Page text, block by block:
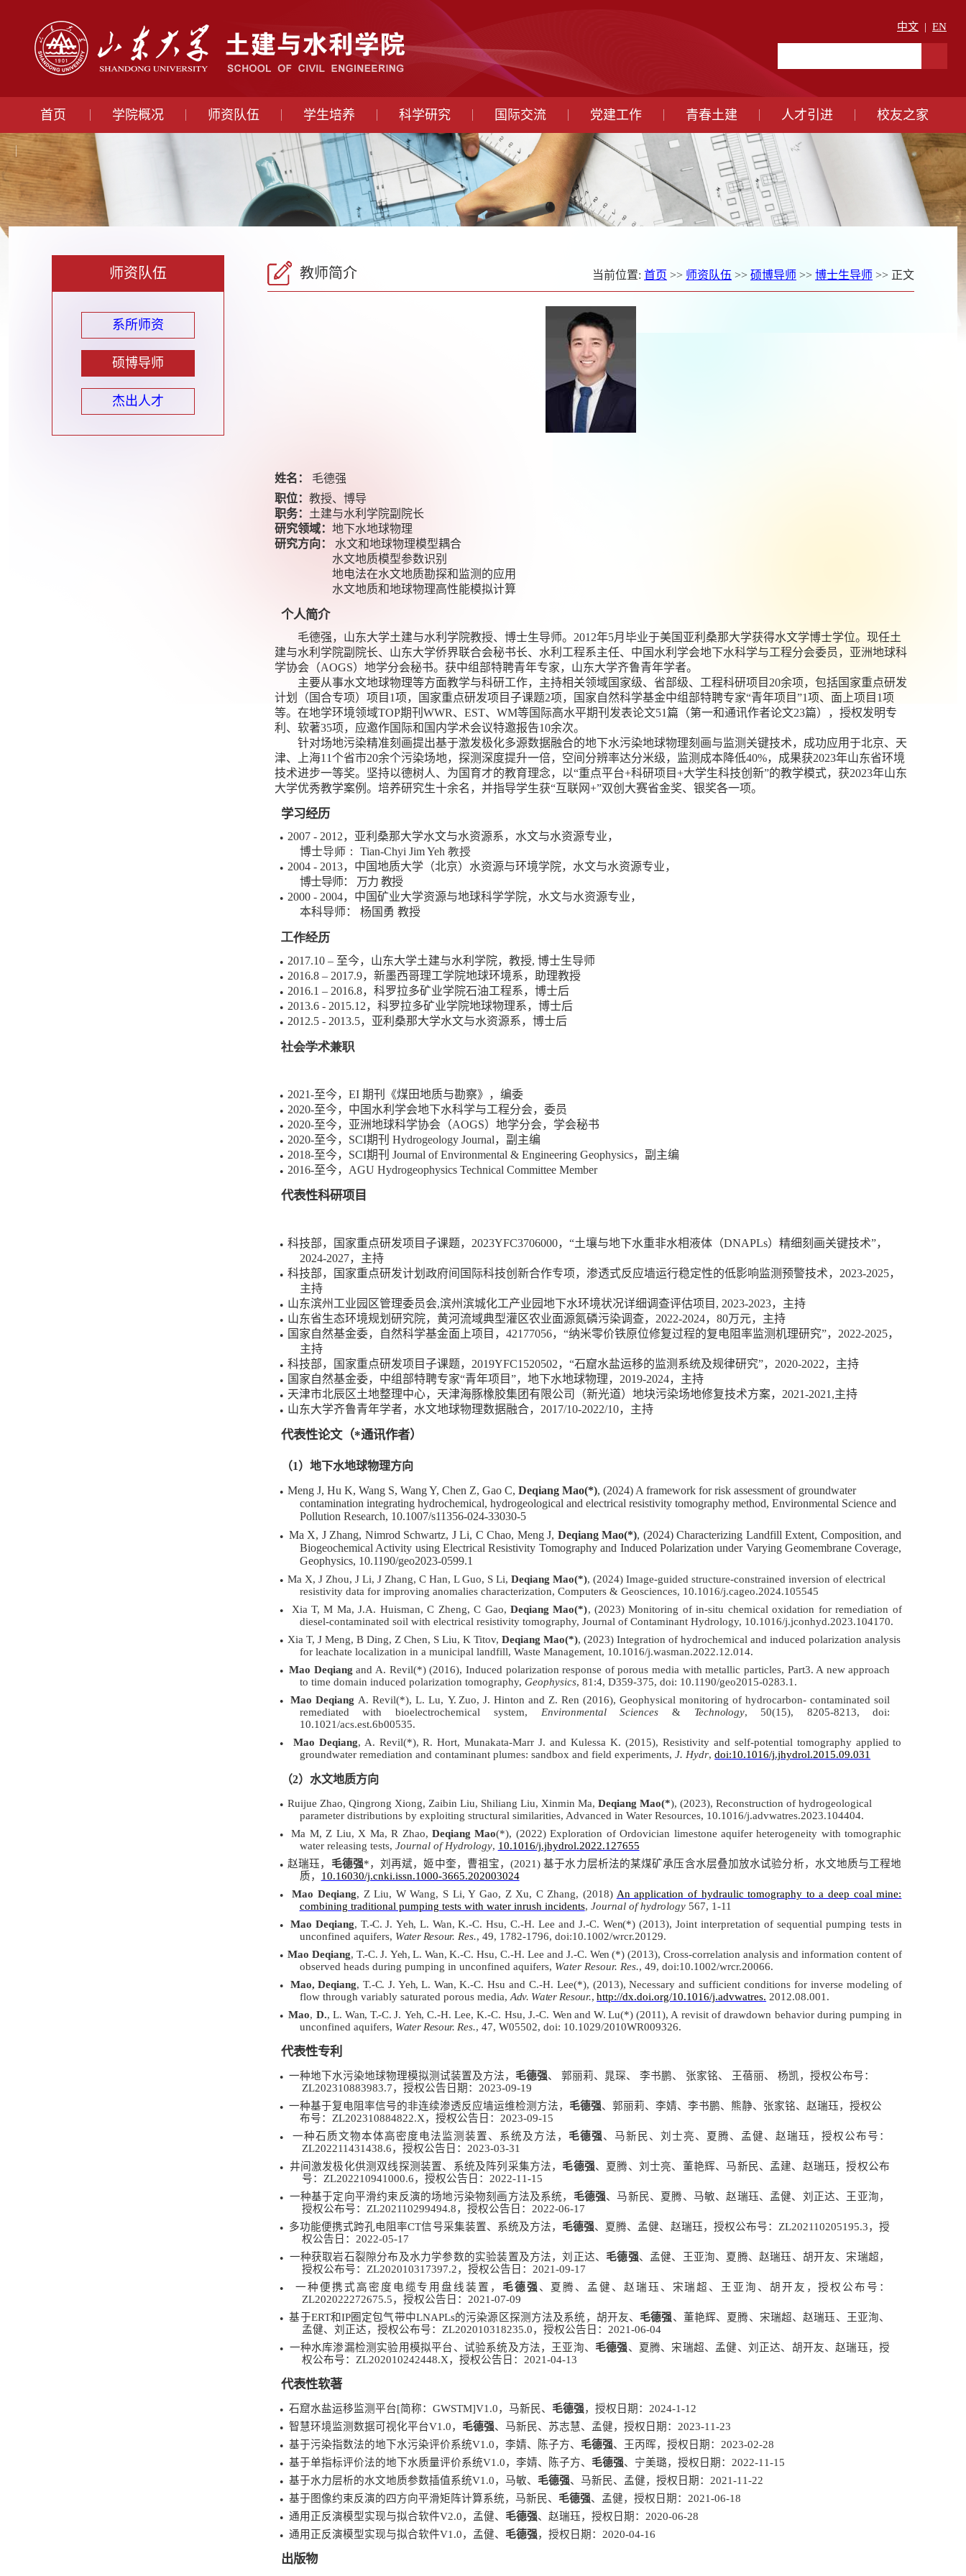
中文 | EN
首页 学院概况 师资队伍 学生培养 科学研究 国际交流 党建工作 青春土建 人才引进 校友之家
师资队伍
系所师资
硕博导师
杰出人才
教师简介 当前位置: 首页 >> 师资队伍 >> 硕博导师 >> 博士生导师 >> 正文
姓名：
毛德强
职位： 教授、博导
职务： 土建与水利学院副院长
研究领域： 地下水地球物理
研究方向：
水文和地球物理模型耦合
水文地质模型参数识别
地电法在水文地质勘探和监测的应用
水文地质和地球物理高性能模拟计算
个人简介
毛德强，山东大学土建与水利学院教授、博士生导师。 2012年5月毕业于美国亚利桑那大学获得水文学博士学位。现任土
建与水利学院副院长、山东大学侨界联合会秘书长、水利工程系主任、中国水利学会地下水科学与工程分会委员，亚洲地球科
学协会（AOGS）地学分会秘书。获中组部特聘青年专家，山东大学齐鲁青年学者。
主要从事水文地球物理等方面教学与科研工作，主持相关领域国家级、省部级、工程科研项目 20余项，包括国家重点研发
计划（国合专项）项目 1项，国家重点研发项目子课题2项，国家自然科学基金中组部特聘专家“青年项目”1项、面上项目 1项
等。在地学环境领域TOP期刊 WWR、 EST、 WM等国际高水平期刊发表论文51篇（第一和通讯作者论文23篇），授权发明专
利、软著35项，应邀作国际和国内学术会议特邀报告10余次。
针对场地污染精准刻画提出基于激发极化多源数据融合的地下水污染地球物理刻画与监测关键技术，成功应用于北京、天
津、上海11个省市20余个污染场地，探测深度提升一倍，空间分辨率达分米级，监测成本降低40%，成果获2023年山东省环境
技术进步一等奖。坚持以德树人、为国育才的教育理念，以“重点平台+科研项目+大学生科技创新”的教学模式，获2023年山东
大学优秀教学案例。培养研究生十余名，并指导学生获“互联网+”双创大赛省金奖、银奖各一项。
学习经历
● 2007- 2012，亚利桑那大学水文与水资源系，水文与水资源专业，
博士导师： Tian-Chyi Jim Yeh 教授
● 2004 - 2013，中国地质大学（北京）水资源与环境学院，水文与水资源专业，
博士导师：
万力 教授
● 2000 - 2004，中国矿业大学资源与地球科学学院，水文与水资源专业，
本科导师：
杨国勇 教授
工作经历
● 2017.10 – 至今，山东大学土建与水利学院，教授, 博士生导师
● 2016.8 – 2017.9，新墨西哥理工学院地球环境系，助理教授
● 2016.1 – 2016.8，科罗拉多矿业学院石油工程系，博士后
● 2013.6 - 2015.12，科罗拉多矿业学院地球物理系，博士后
● 2012.5 - 2013.5，亚利桑那大学水文与水资源系，博士后
社会学术兼职
● 2021-至今， EI 期刊《煤田地质与勘察》，编委
● 2020-至今，中国水利学会地下水科学与工程分会，委员
● 2020-至今，亚洲地球科学协会（AOGS）地学分会，学会秘书
● 2020-至今， SCI期刊 Hydrogeology Journal，副主编
● 2018-至今， SCI期刊 Journal of Environmental & Engineering Geophysics，副主编
● 2016-至今， AGU Hydrogeophysics Technical Committee Member
代表性科研项目
● 科技部，国家重点研发项目子课题， 2023YFC3706000， “土壤与地下水重非水相液体（DNAPLs）精细刻画关键技术”，
2024-2027，主持
● 科技部，国家重点研发计划政府间国际科技创新合作专项，渗透式反应墙运行稳定性的低影响监测预警技术， 2023-2025，
主持
● 山东滨州工业园区管理委员会,滨州滨城化工产业园地下水环境状况详细调查评估项目 , 2023-2023，主持
● 山东省生态环境规划研究院，黄河流域典型灌区农业面源氮磷污染调查， 2022-2024， 80万元，主持
● 国家自然基金委，自然科学基金面上项目， 42177056， “纳米零价铁原位修复过程的复电阻率监测机理研究”， 2022-2025，
主持
● 科技部，国家重点研发项目子课题， 2019YFC1520502， “石窟水盐运移的监测系统及规律研究”， 2020-2022，主持
● 国家自然基金委，中组部特聘专家“青年项目”，地下水地球物理， 2019-2024，主持
● 天津市北辰区土地整理中心，天津海豚橡胶集团有限公司（新光道）地块污染场地修复技术方案， 2021-2021,主持
● 山东大学齐鲁青年学者，水文地球物理数据融合， 2017/10-2022/10，主持
代表性论文（*通讯作者）
（1）地下水地球物理方向
● Meng J, Hu K, Wang S, Wang Y, Chen Z, Gao C, Deqiang Mao(*), (2024) A framework for risk assessment of groundwater
contamination integrating hydrochemical, hydrogeological and electrical resistivity tomography method, Environmental Science and
Pollution Research, 10.1007/s11356-024-33030-5
● Ma X, J Zhang, Nimrod Schwartz, J Li, C Chao, Meng J, Deqiang Mao(*), (2024) Characterizing Landfill Extent, Composition, and
Biogeochemical Activity using Electrical Resistivity Tomography and Induced Polarization under Varying Geomembrane Coverage,
Geophysics, 10.1190/geo2023-0599.1
● Ma X, J Zhou, J Li, J Zhang, C Han, L Guo, S Li, Deqiang Mao(*), (2024) Image-guided structure-constrained inversion of electrical
resistivity data for improving anomalies characterization, Computers & Geosciences, 10.1016/j.cageo.2024.105545
● Xia T, M Ma, J.A. Huisman, C Zheng, C Gao,Deqiang Mao(*), (2023) Monitoring of in-situ chemical oxidation for remediation of
diesel-contaminated soil with electrical resistivity tomography, Journal of Contaminant Hydrology, 10.1016/j.jconhyd.2023.104170.
● Xia T, J Meng, B Ding, Z Chen, S Liu, K Titov, Deqiang Mao(*), (2023) Integration of hydrochemical and induced polarization analysis
for leachate localization in a municipal landfill, Waste Management, 10.1016/j.wasman.2022.12.014.
● Mao Deqiangand A. Revil(*) (2016), Induced polarization response of porous media with metallic particles, Part3. A new approach
to time domain induced polarization tomography, Geophysics, 81:4, D359-375, doi: 10.1190/geo2015-0283.1.
● Mao Deqiang A. Revil(*), L. Lu, Y. Zuo, J. Hinton and Z. Ren (2016), Geophysical monitoring of hydrocarbon- contaminated soil
remediated with bioelectrochemical system, Environmental Sciences & Technology, 50(15), 8205-8213, doi:
10.1021/acs.est.6b00535.
● Mao Deqiang, A. Revil(*), R. Hort, Munakata-Marr J. and Kulessa K. (2015), Resistivity and self-potential tomography applied to
groundwater remediation and contaminant plumes: sandbox and field experiments,J. Hydr,doi:10.1016/j.jhydrol.2015.09.031
（2）水文地质方向
● Ruijue Zhao, Qingrong Xiong, Zaibin Liu, Shiliang Liu, Xinmin Ma, Deqiang Mao(*), (2023), Reconstruction of hydrogeological
parameter distributions by exploiting structural similarities, Advanced in Water Resources, 10.1016/j.advwatres.2023.104404.
● Ma M, Z Liu, X Ma, R Zhao, Deqiang Mao(*), (2022) Exploration of Ordovician limestone aquifer heterogeneity with tomographic
water releasing tests, Journal of Hydrology, 10.1016/j.jhydrol.2022.127655
● 赵瑞珏， 毛德强*，刘再斌，姬中奎，曹祖宝，(2021)基于水力层析法的某煤矿承压含水层叠加放水试验分析，水文地质与工程地
质， 10.16030/j.cnki.issn.1000-3665.202003024
● Mao Deqiang, Z Liu, W Wang, S Li, Y Gao, Z Xu, C Zhang, (2018) An application of hydraulic tomography to a deep coal mine:
combining traditional pumping tests with water inrush incidents, Journal of hydrology567, 1-11
● Mao Deqiang,T.-C.J.Yeh, L. Wan, K.-C. Hsu, C.-H. Lee and J.-C.Wen(*) (2013), Joint interpretation of sequential pumping tests in
unconfined aquifers, Water Resour. Res., 49, 1782-1796, doi:10.1002/wrcr.20129.
● Mao Deqiang, T.-C. J. Yeh, L. Wan,K.-C. Hsu, C.-H. Lee and J.-C.Wen(*) (2013), Cross-correlation analysis and information content of
observed heads during pumping in unconfined aquifers, Water Resour. Res., 49, doi:10.1002/wrcr.20066.
● Mao, Deqiang,T.-C. J.Yeh,L. Wan,K.-C. Hsu and C.-H. Lee(*), (2013), Necessary and sufficient conditions for inverse modeling of
flow through variably saturated porous media,Adv. Water Resour.,http://dx.doi.org/10.1016/j.advwatres. 2012.08.001.
● Mao, D., L.Wan, T.-C.J. Yeh, C.-H. Lee, K.-C. Hsu, J.-C. Wen andW. Lu(*) (2011), A revisit of drawdown behavior during pumping in
unconfined aquifers, Water Resour. Res., 47, W05502, doi: 10.1029/2010WR009326.
代表性专利
● 一种地下水污染地球物理模拟测试装置及方法， 毛德强、 郭丽莉、晁琛、 李书鹏、 张家铭、 王蓓丽、
杨凯，授权公布号：
ZL202310883983.7，授权公告日期： 2023-09-19
● 一种基于复电阻率信号的非连续渗透反应墙运维检测方法， 毛德强、郭丽莉、李婧、李书鹏、熊静、张家铭、赵瑞珏，授权公
布号： ZL202310884822.X，授权公告日： 2023-09-15
● 一种石质文物本体高密度电法监测装置、系统及方法， 毛德强、马新民、刘士亮、夏腾、孟健、赵瑞珏，授权公布号：
ZL202211431438.6，授权公告日： 2023-03-31
● 井间激发极化供测双线探测装置、系统及阵列采集方法， 毛德强、夏腾、刘士亮、董艳辉、马新民、孟建、赵瑞珏，授权公布
号： ZL202210941000.6，授权公告日： 2022-11-15
● 一种基于定向平滑约束反演的场地污染物刻画方法及系统， 毛德强、马新民、夏腾、马敏、赵瑞珏、孟健、刘正达、王亚洵，
授权公布号： ZL202110299494.8，授权公告日： 2022-06-17
● 多功能便携式跨孔电阻率CT信号采集装置、系统及方法， 毛德强、夏腾、孟健、赵瑞珏，授权公布号： ZL202110205195.3，授
权公告日： 2022-05-17
● 一种获取岩石裂隙分布及水力学参数的实验装置及方法，刘正达、 毛德强、孟健、王亚洵、夏腾、赵瑞珏、胡开友、宋瑞超，
授权公布号： ZL202010317397.2，授权公告日： 2021-09-17
● 一种便携式高密度电缆专用盘线装置， 毛德强 、夏腾、孟健、赵瑞珏、宋瑞超、王亚洵、胡开友，授权公布号：
ZL202022272675.5，授权公告日： 2021-07-09
● 基于ERT和IP圈定包气带中LNAPLs的污染源区探测方法及系统，胡开友、 毛德强、董艳辉、夏腾、宋瑞超、赵瑞珏、王亚洵、
孟健、刘正达，授权公布号： ZL202010318235.0，授权公告日： 2021-06-04
● 一种水库渗漏检测实验用模拟平台、试验系统及方法，王亚洵、 毛德强、夏腾、宋瑞超、孟健、刘正达、胡开友、赵瑞珏，授
权公布号： ZL202010242448.X，授权公告日： 2021-04-13
代表性软著
● 石窟水盐运移监测平台[简称： GWSTM]V1.0，马新民、 毛德强，授权日期： 2024-1-12
● 智慧环境监测数据可视化平台V1.0， 毛德强、马新民、苏志慧、孟健，授权日期： 2023-11-23
● 基于污染指数法的地下水污染评价系统V1.0，李婧、陈子方、 毛德强、王丙晖，授权日期： 2023-02-28
● 基于单指标评价法的地下水质量评价系统V1.0，李婧、陈子方、 毛德强、宁美璐，授权日期： 2022-11-15
● 基于水力层析的水文地质参数插值系统V1.0，马敏、 毛德强、马新民、孟健，授权日期： 2021-11-22
● 基于图像约束反演的四方向平滑矩阵计算系统，马新民、 毛德强、孟健，授权日期： 2021-06-18
● 通用正反演模型实现与拟合软件V2.0，孟健、 毛德强、赵瑞珏，授权日期： 2020-06-28
● 通用正反演模型实现与拟合软件V1.0，孟健、 毛德强，授权日期： 2020-04-16
出版物